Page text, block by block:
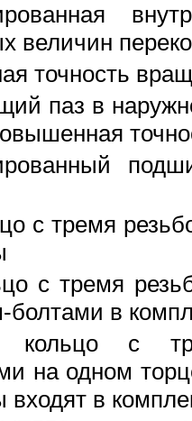
величин
точность
паз в
с тремя
с тремя
в
кольцо с
на одном
в